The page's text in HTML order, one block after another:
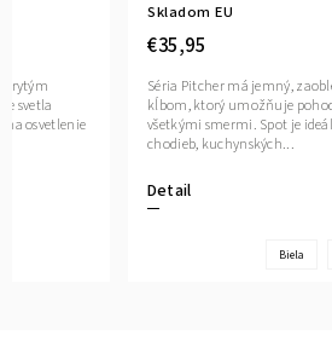
svetla
osvetlenie
Skladom EU
€35,95
Detail
Séria Pitcher má jemný,
kĺbom, ktorý umožňuje
všetkými smermi. Spot je
chodieb, kuchynských...
Biela